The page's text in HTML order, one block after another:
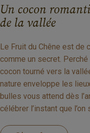
Un cocon
de la vallée
Le Fruit du Chêne est
comme un secret.
cocon tourné vers la
nature enveloppe les
bulles vous attend dès
célébrer l’instant que l’on